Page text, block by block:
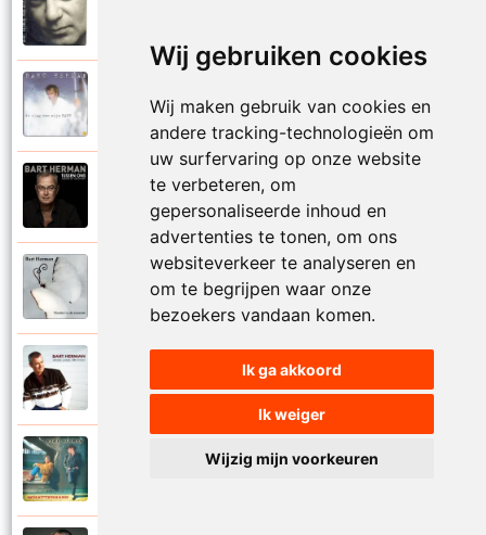
Wij gebruiken cookies
Wij maken gebruik van cookies en
andere tracking-technologieën om
uw surfervaring op onze website
te verbeteren, om
gepersonaliseerde inhoud en
advertenties te tonen, om ons
websiteverkeer te analyseren en
om te begrijpen waar onze
bezoekers vandaan komen.
Ik ga akkoord
Ik weiger
Wijzig mijn voorkeuren
Bart Herman
Vertrouwelijk
Bart Herman
Victoria
Bart Herman
Vlinder in de sneeuw
Vlinders passie stille tranen